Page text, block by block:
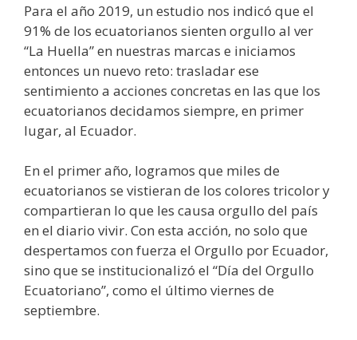
Para el año 2019, un estudio nos indicó que el
91% de los ecuatorianos sienten orgullo al ver
“La Huella” en nuestras marcas e iniciamos
entonces un nuevo reto: trasladar ese
sentimiento a acciones concretas en las que los
ecuatorianos decidamos siempre, en primer
lugar, al Ecuador.
En el primer año, logramos que miles de
ecuatorianos se vistieran de los colores tricolor y
compartieran lo que les causa orgullo del país
en el diario vivir. Con esta acción, no solo que
despertamos con fuerza el Orgullo por Ecuador,
sino que se institucionalizó el “Día del Orgullo
Ecuatoriano”, como el último viernes de
septiembre.